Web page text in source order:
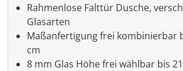
Rahmenlose Falttür Dusche,
Glasarten
Maßanfertigung frei kombinierbar
cm
8 mm Glas Höhe frei wählbar bis